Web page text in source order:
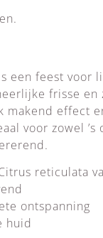
een feest voor
frisse
effect
voor zowel
reticulata
ontspanning
huid